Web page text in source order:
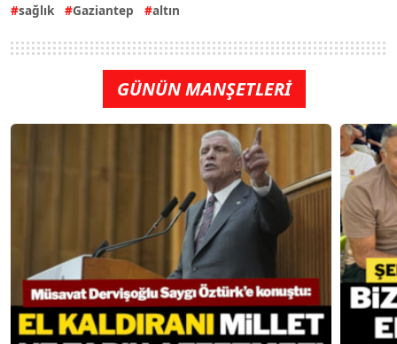
sağlık Gaziantep altın
GÜNÜN MANŞETLERİ